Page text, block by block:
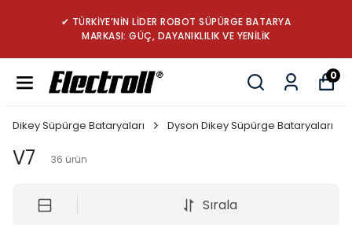
✔ TÜRKİYE’NİN LİDER ROBOT SÜPÜRGE BATARYA
MARKASI: GÜÇ, DAYANIKLILIK VE YENİLİK
0
Dikey Süpürge Bataryaları Dyson Dikey Süpürge Bataryaları
V7 36 ürün
Sırala